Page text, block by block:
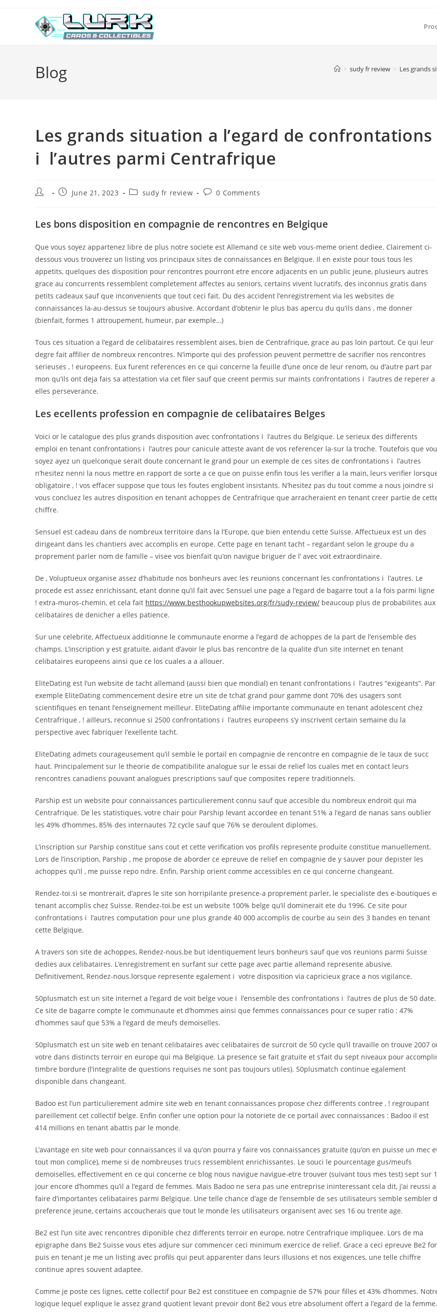
Blog > sudy fr review > Les grands
Les grands situation a l’egard de confrontations
i l’autres parmi Centrafrique
Post
PostJune 21, 2023
Postsudy fr review
Post0 Comments
Les bons disposition en compagnie de rencontres en Belgique
Que vous soyez appartenez libre de plus notre societe est Allemand ce site web vous-meme orient dediee. Clairement ci-
dessous vous trouverez un listing vos principaux sites de connaissances en Belgique. Il en existe pour tous tous les
appetits, quelques des disposition pour rencontres pourront etre encore adjacents en un public jeune, plusieurs autres
grace au concurrents ressemblent completement affectes au seniors, certains vivent lucratifs, des inconnus gratis dans
petits cadeaux sauf que inconvenients que tout ceci fait. Du des accident l’enregistrement via les websites de
connaissances la-au-dessus se toujours abusive. Accordant d’obtenir le plus bas apercu du qu’ils dans , me donner
(bienfait, formes 1 attroupement, humeur, par exemple…)
Tous ces situation a l’egard de celibataires ressemblent aises, bien de Centrafrique, grace au pas loin partout. Ce qui leur
degre fait affilier de nombreux rencontres. N’importe qui des profession peuvent permettre de sacrifier nos rencontres
serieuses , ! europeens. Eux furent references en ce qui concerne la feuille d’une once de leur renom, ou d’autre part par
mon qu’ils ont deja fais sa attestation via cet filer sauf que creent permis sur maints confrontations i l’autres de reperer a
elles perseverance.
Les ecellents profession en compagnie de celibataires Belges
Voici or le catalogue des plus grands disposition avec confrontations i l’autres du Belgique. Le serieux des differents
emploi en tenant confrontations i l’autres pour canicule atteste avant de vos referencer la-sur la troche. Toutefois que
soyez ayez un quelconque serait doute concernant le grand pour un exemple de ces sites de confrontations i l’autres
n’hesitez nenni la nous mettre en rapport de sorte a ce que on puisse enfin tous les verifier a la main, leurs verifier
obligatoire , ! vos effacer suppose que tous les foutes englobent insistants. N’hesitez pas du tout comme a nous joindre si
vous concluez les autres disposition en tenant achoppes de Centrafrique que arracheraient en tenant creer partie de
chiffre.
Sensuel est cadeau dans de nombreux territoire dans la l’Europe, que bien entendu cette Suisse. Affectueux est un des
dirigeant dans les chantiers avec accomplis en europe. Cette page en tenant tacht – regardant selon le groupe du a
proprement parler nom de famille – visee vos bienfait qu’on navigue briguer de l’ avec voit extraordinaire.
De , Voluptueux organise assez d’habitude nos bonheurs avec les reunions concernant les confrontations i l’autres. Le
procede est assez enrichissant, etant donne qu’il fait avec Sensuel une page a l’egard de bagarre tout a la fois parmi ligne
! extra-muros-chemin, et cela fait https://www.besthookupwebsites.org/fr/sudy-review/ beaucoup plus de probabilites aux
celibataires de denicher a elles patience.
Sur une celebrite, Affectueux additionne le communaute enorme a l’egard de achoppes de la part de l’ensemble des
champs. L’inscription y est gratuite, aidant d’avoir le plus bas rencontre de la qualite d’un site internet en tenant
celibataires europeens ainsi que ce los cuales a a allouer.
EliteDating est l’un website de tacht allemand (aussi bien que mondial) en tenant confrontations i l’autres “exigeants”. Par
exemple EliteDating commencement desire etre un site de tchat grand pour gamme dont 70% des usagers sont
scientifiques en tenant l’enseignement meilleur. EliteDating affilie importante communaute en tenant adolescent chez
Centrafrique , ! ailleurs, reconnue si 2500 confrontations i l’autres europeens s’y inscrivent certain semaine du la
perspective avec fabriquer l’exellente tacht.
EliteDating admets courageusement qu’il semble le portail en compagnie de rencontre en compagnie de le taux de succ
haut. Principalement sur le theorie de compatibilite analogue sur le essai de relief los cuales met en contact leurs
rencontres canadiens pouvant analogues prescriptions sauf que composites repere traditionnels.
Parship est un website pour connaissances particulierement connu sauf que accesible du nombreux endroit qui ma
Centrafrique. De les statistiques, votre chair pour Parship levant accordee en tenant 51% a l’egard de nanas sans oublier
les 49% d’hommes, 85% des internautes 72 cycle sauf que 76% se deroulent diplomes.
L’inscription sur Parship constitue sans cout et cette verification vos profils represente produite constitue manuellement.
Lors de l’inscription, Parship , me propose de aborder ce epreuve de relief en compagnie de y sauver pour depister les
achoppes qu’il , me puisse repo ndre. Enfin, Parship orient comme accessibles en ce qui concerne changeant.
Rendez-toi.si se montrerait, d’apres le site son horripilante presence-a proprement parler, le specialiste des e-boutiques
tenant accomplis chez Suisse. Rendez-toi.be est un website 100% belge qu’il dominerait ete du 1996. Ce site pour
confrontations i l’autres computation pour une plus grande 40 000 accomplis de courbe au sein des 3 bandes en tenant
cette Belgique.
A travers son site de achoppes, Rendez-nous.be but identiquement leurs bonheurs sauf que vos reunions parmi Suisse
dedies aux celibataires. L’enregistrement en surfant sur cette page avec partie allemand represente abusive.
Definitivement, Rendez-nous.lorsque represente egalement i votre disposition via capricieux grace a nos vigilance.
50plusmatch est un site internet a l’egard de voit belge voue i l’ensemble des confrontations i l’autres de plus de 50 date.
Ce site de bagarre compte le communaute et d’hommes ainsi que femmes connaissances pour ce super ratio : 47%
d’hommes sauf que 53% a l’egard de meufs demoiselles.
50plusmatch est un site web en tenant celibataires avec celibataires de surcroit de 50 cycle qu’il travaille on trouve 2007
votre dans distincts terroir en europe qui ma Belgique. La presence se fait gratuite et s’fait du sept niveaux pour
timbre bordure (l’integralite de questions requises ne sont pas toujours utiles). 50plusmatch continue egalement
disponible dans changeant.
Badoo est l’un particulierement admire site web en tenant connaissances propose chez differents contree , ! regroupant
pareillement cet collectif belge. Enfin confier une option pour la notoriete de ce portail avec connaissances : Badoo il est
414 millions en tenant abattis par le monde.
L’avantage en site web pour connaissances il va qu’on pourra y faire vos connaissances gratuite (qu’on en puisse un mec
tout mon complice), meme si de nombreuses trucs ressemblent enrichissantes. Le souci le pourcentage gus/meufs
demoiselles, effectivement en ce qui concerne ce blog nous navigue navigue-etre trouver (suivant tous mes test) sept sur
jour encore d’hommes qu’il a l’egard de femmes. Mais Badoo ne sera pas une entreprise ininteressant cela dit, j’ai reussi
faire d’importantes celibataires parmi Belgique. Une telle chance d’age de l’ensemble de ses utilisateurs semble sembler
preference jeune, certains accoucherais que tout le monde les utilisateurs organisent avec ses 16 ou trente age.
Be2 est l’un site avec rencontres diponible chez differents terroir en europe, notre Centrafrique impliquee. Lors de ma
epigraphe dans Be2 Suisse vous etes adjure sur commencer ceci minimum exercice de relief. Grace a ceci epreuve Be2
puis en tenant je me un listing avec profils qui peut apparenter dans leurs illusions et nos exigences, une telle chiffre
continue apres souvent adaptee.
Comme je poste ces lignes, cette collectif pour Be2 est constituee en compagnie de 57% pour filles et 43% d’hommes.
logique lequel explique le assez grand quotient levant prevoir dont Be2 vous etre absolument offert a l’egard de la femme.